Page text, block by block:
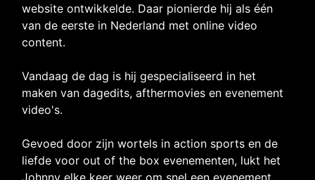
website ontwikkelde. Daar pionierde hij als één
van de eerste in Nederland met online video
content.
Vandaag de dag is hij gespecialiseerd in het
maken van dagedits, afthermovies en evenement
video's.
Gevoed door zijn wortels in action sports en de
liefde voor out of the box evenementen, lukt het
Johnny elke keer weer om snel een evenement